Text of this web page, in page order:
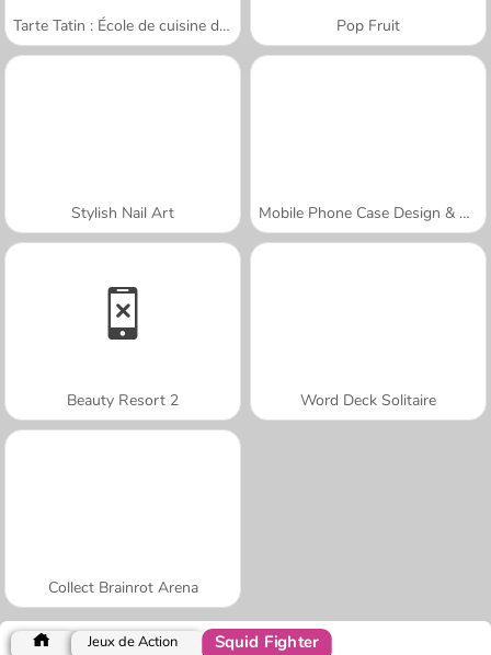
Tarte Tatin : École de cuisine de Sara Pop Fruit
Stylish Nail Art Mobile Phone Case Design & DIY
Beauty Resort 2 Word Deck Solitaire
Collect Brainrot Arena
Jeux de Action Squid Fighter